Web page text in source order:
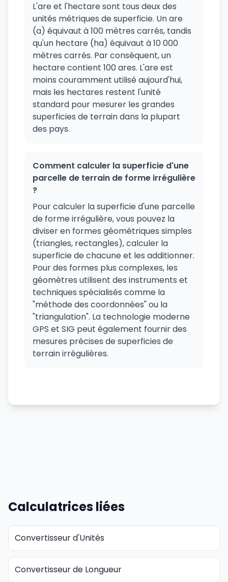
L'are et l'hectare sont tous deux des
unités métriques de superficie. Un are
(a) équivaut à 100 mètres carrés, tandis
qu'un hectare (ha) équivaut à 10 000
mètres carrés. Par conséquent, un
hectare contient 100 ares. L'are est
moins couramment utilisé aujourd'hui,
mais les hectares restent l'unité
standard pour mesurer les grandes
superficies de terrain dans la plupart
des pays.
Comment calculer la superficie d'une
parcelle de terrain de forme irrégulière
?
Pour calculer la superficie d'une parcelle
de forme irrégulière, vous pouvez la
diviser en formes géométriques simples
(triangles, rectangles), calculer la
superficie de chacune et les additionner.
Pour des formes plus complexes, les
géomètres utilisent des instruments et
techniques spécialisés comme la
"méthode des coordonnées" ou la
"triangulation". La technologie moderne
GPS et SIG peut également fournir des
mesures précises de superficies de
terrain irrégulières.
Calculatrices liées
Convertisseur d'Unités
Convertisseur de Longueur